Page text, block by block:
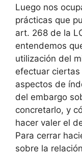
Luego nos
prácticas que
art. 268 de la
entendemos
utilización del
efectuar
aspectos de
del embargo
concretarlo, y
hacer valer el
Para cerrar
sobre la